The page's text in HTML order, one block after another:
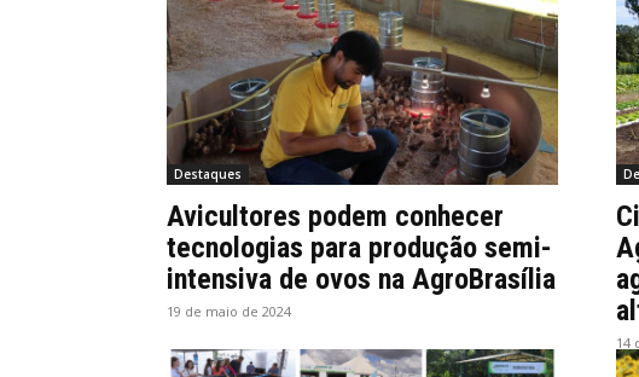
Destaques
Avicultores podem conhecer
tecnologias para produção semi-
intensiva de ovos na AgroBrasília
19 de maio de 2024
14